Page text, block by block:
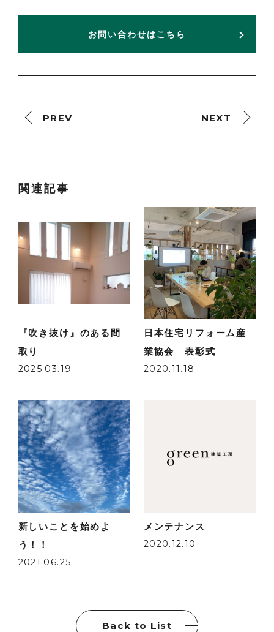
お問い合わせはこちら
PREV NEXT
関連記事
『吹き抜け』のある間
取り
2025.03.19
日本住宅リフォーム産
業協会 表彰式
2020.11.18
新しいことを始めよ
う！！
2021.06.25
メンテナンス
2020.12.10
Back to List